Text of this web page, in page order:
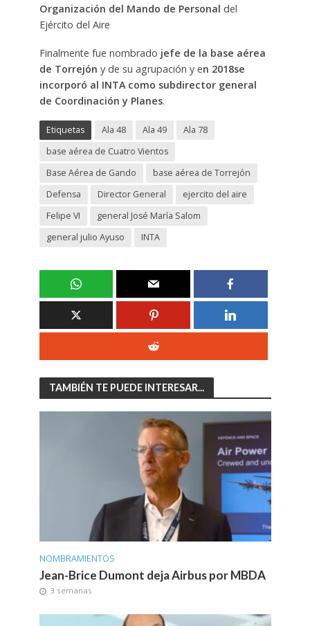
Organización del Mando de Personal del
Ejército del Aire
Finalmente fue nombrado jefe de la base aérea
de Torrejón y de su agrupación y en 2018se
incorporó al INTA como subdirector general
de Coordinación y Planes.
Etiquetas Ala 48 Ala 49
Ala 78
base aérea de Cuatro Vientos
Base Aérea de Gando
base aérea de Torrejón
Defensa
Director General
ejercito del aire
Felipe VI
general José María Salom
general julio Ayuso
INTA
TAMBIÉN TE PUEDE INTERESAR...
NOMBRAMIENTOS
Jean-Brice Dumont deja Airbus por MBDA
3 semanas